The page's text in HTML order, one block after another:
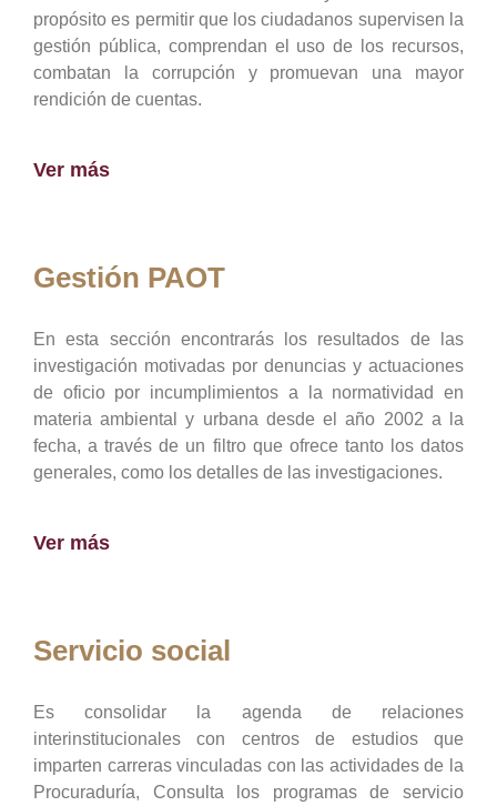
propósito es permitir que los ciudadanos supervisen la
gestión pública, comprendan el uso de los recursos,
combatan la corrupción y promuevan una mayor
rendición de cuentas.
Ver más
Gestión PAOT
En esta sección encontrarás los resultados de las
investigación motivadas por denuncias y actuaciones
de oficio por incumplimientos a la normatividad en
materia ambiental y urbana desde el año 2002 a la
fecha, a través de un filtro que ofrece tanto los datos
generales, como los detalles de las investigaciones.
Ver más
Servicio social
Es consolidar la agenda de relaciones
interinstitucionales con centros de estudios que
imparten carreras vinculadas con las actividades de la
Procuraduría, Consulta los programas de servicio